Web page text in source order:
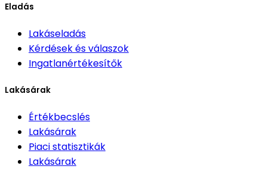
Eladás
Lakáseladás
Kérdések és válaszok
Ingatlanértékesítők
Lakásárak
Értékbecslés
Lakásárak
Piaci statisztikák
Lakásárak